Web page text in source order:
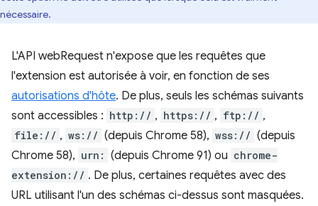
nécessaire.
L'API webRequest n'expose que les requêtes que
l'extension est autorisée à voir, en fonction de ses
autorisations d'hôte. De plus, seuls les schémas suivants
sont accessibles : http:// , https:// , ftp:// ,
file:// , ws:// (depuis Chrome 58), wss:// (depuis
Chrome 58), urn: (depuis Chrome 91) ou chrome-
extension:// . De plus, certaines requêtes avec des
URL utilisant l'un des schémas ci-dessus sont masquées.